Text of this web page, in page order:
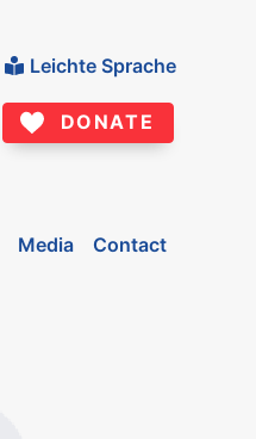
Leichte Sprache
DONATE
Media Contact